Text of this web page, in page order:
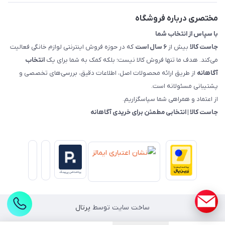
مختصری درباره فروشگاه
با سپاس از انتخاب شما
جاست کالا بیش از ۶ سال است
که در حوزه فروش اینترنتی لوازم خانگی فعالیت
می‌کند. هدف ما تنها فروش کالا نیست؛ بلکه کمک به شما برای یک انتخاب
آگاهانه از طریق ارائه محصولات اصل، اطلاعات دقیق، بررسی‌های تخصصی و
پشتیبانی مسئولانه است.
از اعتماد و همراهی شما سپاسگزاریم.
جاست کالا | انتخابی مطمئن برای خریدی آگاهانه
ساخت سایت توسط پرتال